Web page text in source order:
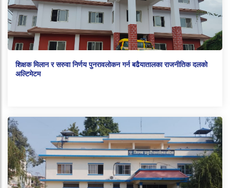
शिक्षक मिलान र सरुवा निर्णय पुनरावलोकन गर्न बढैयातालका राजनीतिक दलको
अल्टिमेटम